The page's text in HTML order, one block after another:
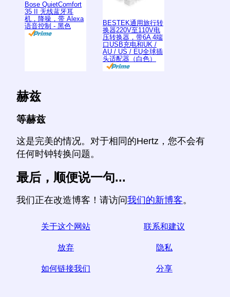
Bose QuietComfort
35 II 无线蓝牙耳
机，降噪，带 Alexa
语音控制 - 黑色
BESTEK通用旅行转
换器220V至110V电
压转换器，带6A 4端
口USB充电和UK /
AU / US / EU全球插
头适配器（白色）
赫兹
等赫兹
这是完美的情况。对于相同的Hertz，您不会有
任何时钟转换问题。
最后，顺便说一句...
我们正在改造博客！请访问我们的新博客。
关于这个网站 联系和建议
放弃 隐私
如何链接我们 分享